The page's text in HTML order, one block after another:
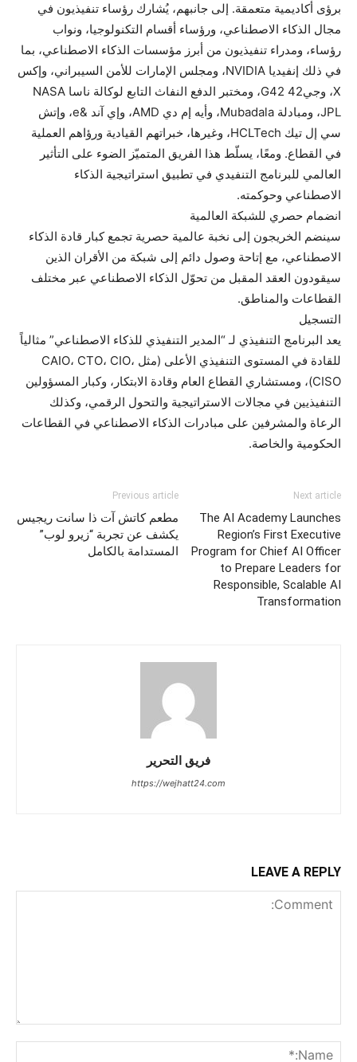
برؤى أكاديمية متعمقة. إلى جانبهم، يُشارك رؤساء تنفيذيون في
مجال الذكاء الاصطناعي، ورؤساء أقسام التكنولوجيا، ونواب
رؤساء، ومدراء تنفيذيون من أبرز مؤسسات الذكاء الاصطناعي، بما
في ذلك إنفيديا NVIDIA، ومجلس الإمارات للأمن السيبراني، وإكس
X، وجي42 G42، ومختبر الدفع النفاث التابع لوكالة ناسا NASA
JPL، ومبادلة Mubadala، وأيه إم دي AMD، وإي آند &e، وإتش
سي إل تيك HCLTech، وغيرها، خبراتهم القيادية ورؤاهم العملية
في القطاع. ومعًا، يسلّط هذا الفريق المتميّز الضوء على التأثير
العالمي للبرنامج التنفيدي في تطبيق استراتيجية الذكاء
الاصطناعي وحوكمته.
انضمام حصري للشبكة العالمية
سينضم الخريجون إلى نخبة عالمية حصرية تجمع كبار قادة الذكاء
الاصطناعي، مع إتاحة وصول دائم إلى شبكة من الأقران الذين
سيقودون العقد المقبل من تحوّل الذكاء الاصطناعي عبر مختلف
القطاعات والمناطق.
التسجيل
يعد البرنامج التنفيذي لـ “المدير التنفيذي للذكاء الاصطناعي” مثالياً
للقادة في المستوى التنفيذي الأعلى (مثل CAIO، CTO، CIO،
CISO)، ومستشاري القطاع العام وقادة الابتكار، وكبار المسؤولين
التنفيذيين في مجالات الاستراتيجية والتحول الرقمي، وكذلك
الرعاة والمشرفين على مبادرات الذكاء الاصطناعي في القطاعات
الحكومية والخاصة.
Previous article
مطعم كاتش آت ذا سانت ريجيس
يكشف عن تجربة “زيرو لوب”
المستدامة بالكامل
Next article
The AI Academy Launches
Region’s First Executive
Program for Chief AI Officer
to Prepare Leaders for
Responsible, Scalable AI
Transformation
فريق التحرير
https://wejhatt24.com
LEAVE A REPLY